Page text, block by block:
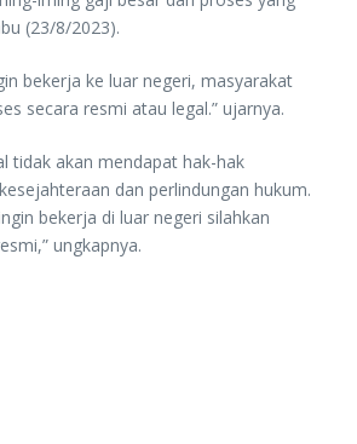
(23/8/2023).
bekerja ke luar negeri, masyarakat
secara resmi atau legal.” ujarnya.
tidak akan mendapat hak-hak
dan perlindungan hukum.
bekerja di luar negeri silahkan
ungkapnya.